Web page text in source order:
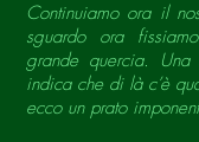
Continuiamo ora il
sguardo ora
grande quercia.
indica che di là c’è
ecco un prato